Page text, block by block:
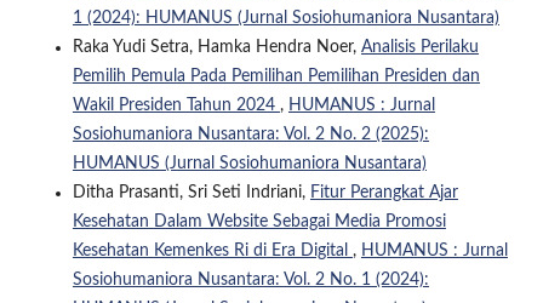
1 (2024): HUMANUS (Jurnal Sosiohumaniora Nusantara)
Raka Yudi Setra, Hamka Hendra Noer, Analisis Perilaku
Pemilih Pemula Pada Pemilihan Pemilihan Presiden dan
Wakil Presiden Tahun 2024 , HUMANUS : Jurnal
Sosiohumaniora Nusantara: Vol. 2 No. 2 (2025):
HUMANUS (Jurnal Sosiohumaniora Nusantara)
Ditha Prasanti, Sri Seti Indriani, Fitur Perangkat Ajar
Kesehatan Dalam Website Sebagai Media Promosi
Kesehatan Kemenkes Ri di Era Digital , HUMANUS : Jurnal
Sosiohumaniora Nusantara: Vol. 2 No. 1 (2024):